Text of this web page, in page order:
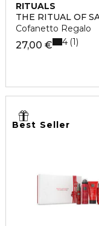
RITUALS
THE RITUAL OF
Cofanetto Regalo
27,00 € 4 1
Best Seller